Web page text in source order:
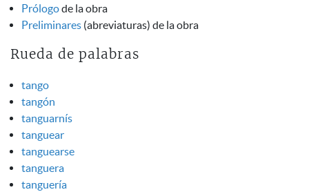
Prólogode la obra
Preliminares (abreviaturas) de la obra
Rueda de palabras
tango
tangón
tanguarnís
tanguear
tanguearse
tanguera
tanguería